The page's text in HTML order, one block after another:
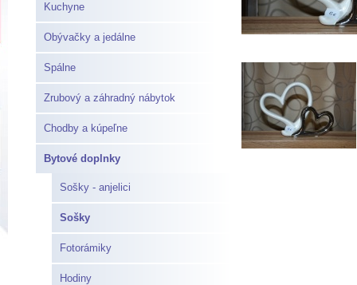
Kuchyne
Obývačky a jedálne
Spálne
Zrubový a záhradný nábytok
Chodby a kúpeľne
Bytové doplnky
Sošky - anjelici
Sošky
Fotorámiky
Hodiny